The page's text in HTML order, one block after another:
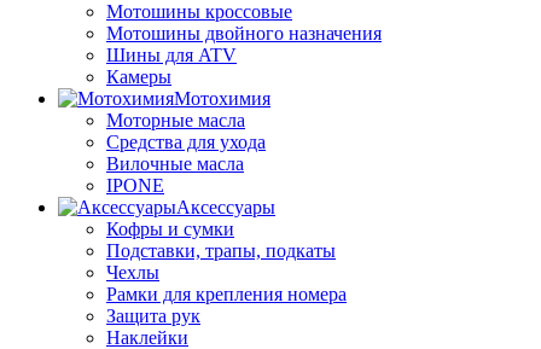
Мотошины кроссовые
Мотошины двойного назначения
Шины для ATV
Камеры
Мотохимия
Моторные масла
Средства для ухода
Вилочные масла
IPONE
Аксессуары
Кофры и сумки
Подставки, трапы, подкаты
Чехлы
Рамки для крепления номера
Защита рук
Наклейки